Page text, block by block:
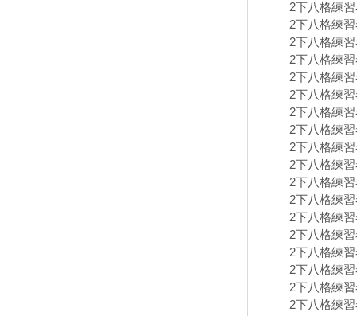
2下八格練
2下八格練
2下八格練
2下八格練
2下八格練
2下八格練
2下八格練
2下八格練
2下八格練
2下八格練
2下八格練
2下八格練
2下八格練
2下八格練
2下八格練
2下八格練
2下八格練
2下八格練